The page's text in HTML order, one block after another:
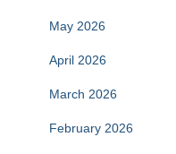
May 2026
April 2026
March 2026
February 2026